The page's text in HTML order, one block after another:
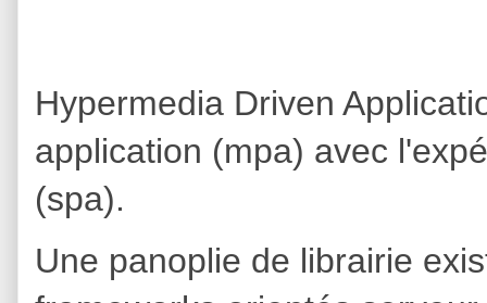
Hypermedia Driven
application (mpa) avec
(spa).
Une panoplie de librairie